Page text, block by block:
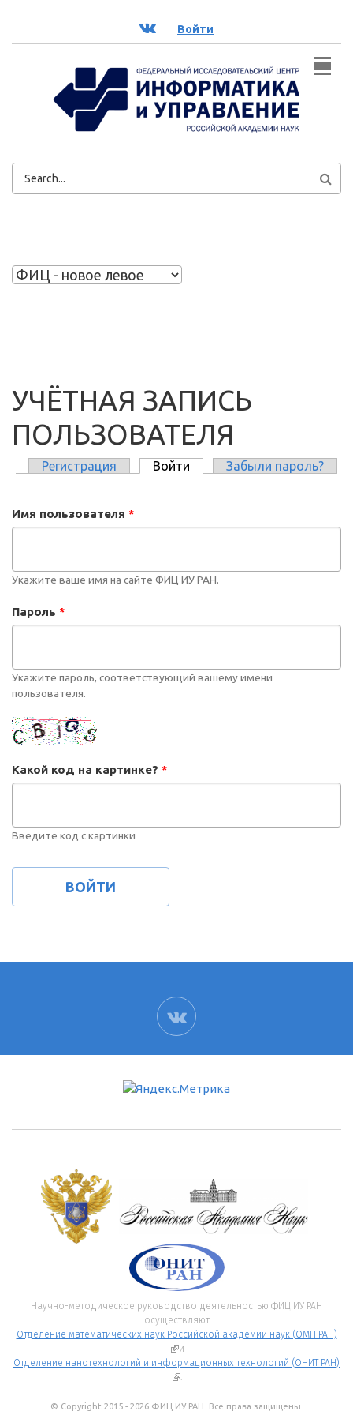
ВК Войти
ФОРМА
УЧЁТНАЯ ЗАПИСЬ
ПОЛЬЗОВАТЕЛЯ
Регистрация Войти (активная вкладка)
Забыли пароль?
Имя пользователя *
Укажите ваше имя на сайте ФИЦ ИУ РАН.
Пароль *
Укажите пароль, соответствующий вашему имени
пользователя.
Какой код на картинке? *
Введите код с картинки
ВК
Научно-методическое руководство деятельностью ФИЦ ИУ РАН
осуществляют
Отделение математических наук Российской академии наук (ОМН РАН)
(внешняя ссылка)
и
Отделение нанотехнологий и информационных технологий (ОНИТ РАН)
(внешняя ссылка)
.
© Copyright 2015 - 2026 ФИЦ ИУ РАН. Все права защищены.